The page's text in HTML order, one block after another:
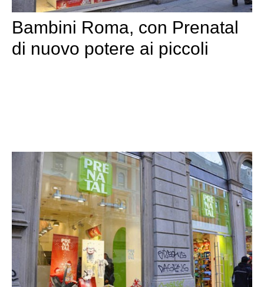
Bambini Roma, con Prenatal
di nuovo potere ai piccoli